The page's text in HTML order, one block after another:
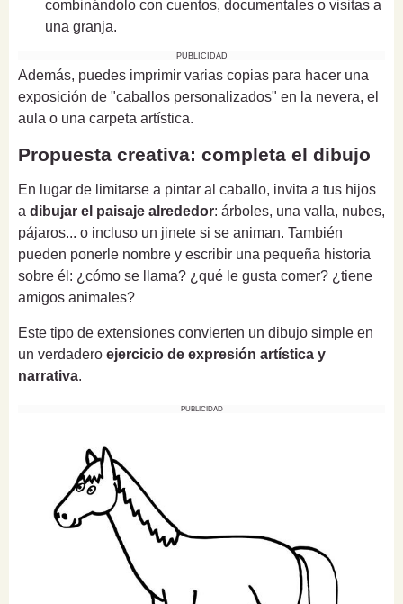
combinándolo con cuentos, documentales o visitas a
una granja.
PUBLICIDAD
Además, puedes imprimir varias copias para hacer una
exposición de "caballos personalizados" en la nevera, el
aula o una carpeta artística.
Propuesta creativa: completa el dibujo
En lugar de limitarse a pintar al caballo, invita a tus hijos
a dibujar el paisaje alrededor: árboles, una valla, nubes,
pájaros... o incluso un jinete si se animan. También
pueden ponerle nombre y escribir una pequeña historia
sobre él: ¿cómo se llama? ¿qué le gusta comer? ¿tiene
amigos animales?
Este tipo de extensiones convierten un dibujo simple en
un verdadero ejercicio de expresión artística y
narrativa.
PUBLICIDAD